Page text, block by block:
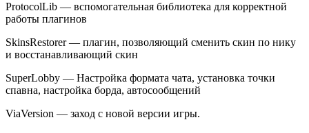
ProtocolLib — вспомогательная библиотека для корректной
работы плагинов
SkinsRestorer — плагин, позволяющий сменить скин по нику
и восстанавливающий скин
SuperLobby — Настройка формата чата, установка точки
спавна, настройка борда, автосообщений
ViaVersion — заход с новой версии игры.